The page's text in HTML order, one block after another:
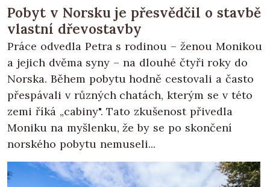
Pobyt v Norsku je přesvědčil o stavbě
vlastní dřevostavby
Práce odvedla Petra s rodinou – ženou Monikou
a jejich dvěma syny – na dlouhé čtyři roky do
Norska. Během pobytu hodně cestovali a často
přespávali v různých chatách, kterým se v této
zemi říká „cabiny". Tato zkušenost přivedla
Moniku na myšlenku, že by se po skončení
norského pobytu nemuseli...